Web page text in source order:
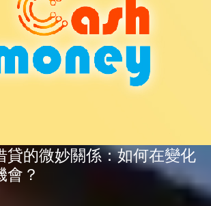
貸的微妙關係：如何在變化
會？